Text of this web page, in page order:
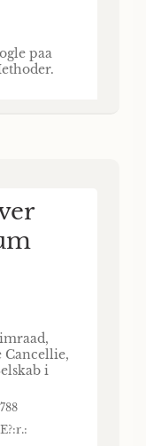
paa
for
af
Selstab,
Cancellie,
i